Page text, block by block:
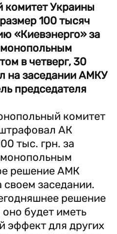
Украины
100 тысяч
«Киевэнерго» за
в четверг, 30
на заседании АМКУ
председателя
комитет
АК
тыс. грн. за
решение АМК
своем заседании.
решение
будет иметь
эффект для других